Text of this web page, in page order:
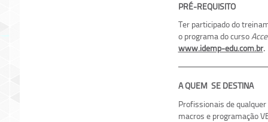
PRÉ-REQUISITO
Ter participado do
o programa do curso
www.idemp-edu.com.br.
A QUEM SE DESTINA
Profissionais de
macros e programação